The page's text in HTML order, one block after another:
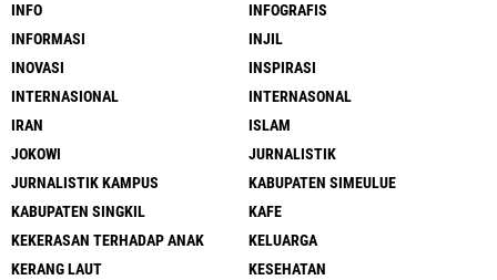
INFO
INFOGRAFIS
INFORMASI
INJIL
INOVASI
INSPIRASI
INTERNASIONAL
INTERNASONAL
IRAN
ISLAM
JOKOWI
JURNALISTIK
JURNALISTIK KAMPUS
KABUPATEN SIMEULUE
KABUPATEN SINGKIL
KAFE
KEKERASAN TERHADAP ANAK
KELUARGA
KERANG LAUT
KESEHATAN